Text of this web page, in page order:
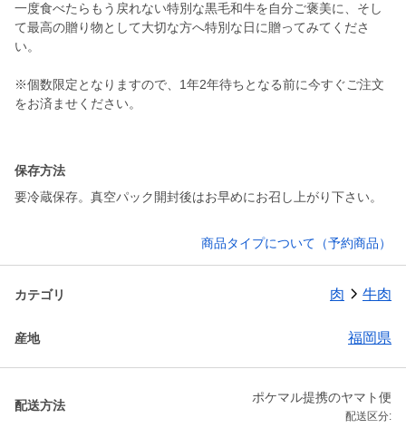
一度食べたらもう戻れない特別な黒毛和牛を自分ご褒美に、そし
て最高の贈り物として大切な方へ特別な日に贈ってみてくださ
い。
※個数限定となりますので、1年2年待ちとなる前に今すぐご注文
をお済ませください。
保存方法
要冷蔵保存。真空パック開封後はお早めにお召し上がり下さい。
商品タイプについて（予約商品）
カテゴリ 肉 牛肉
産地 福岡県
配送方法
ポケマル提携のヤマト便
配送区分: